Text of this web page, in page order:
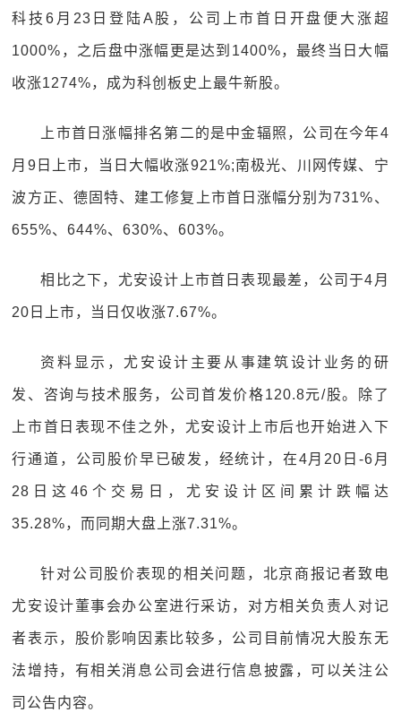
科技6月23日登陆A股，公司上市首日开盘便大涨超
1000%，之后盘中涨幅更是达到1400%，最终当日大幅
收涨1274%，成为科创板史上最牛新股。
上市首日涨幅排名第二的是中金辐照，公司在今年4
月9日上市，当日大幅收涨921%;南极光、川网传媒、宁
波方正、德固特、建工修复上市首日涨幅分别为731%、
655%、644%、630%、603%。
相比之下，尤安设计上市首日表现最差，公司于4月
20日上市，当日仅收涨7.67%。
资料显示，尤安设计主要从事建筑设计业务的研
发、咨询与技术服务，公司首发价格120.8元/股。除了
上市首日表现不佳之外，尤安设计上市后也开始进入下
行通道，公司股价早已破发，经统计，在4月20日-6月
28日这46个交易日，尤安设计区间累计跌幅达
35.28%，而同期大盘上涨7.31%。
针对公司股价表现的相关问题，北京商报记者致电
尤安设计董事会办公室进行采访，对方相关负责人对记
者表示，股价影响因素比较多，公司目前情况大股东无
法增持，有相关消息公司会进行信息披露，可以关注公
司公告内容。